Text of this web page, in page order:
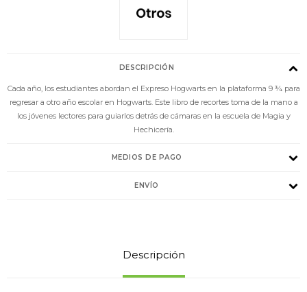
DESCRIPCIÓN
Cada año, los estudiantes abordan el Expreso Hogwarts en la plataforma 9 ¾ para
regresar a otro año escolar en Hogwarts. Este libro de recortes toma de la mano a
los jóvenes lectores para guiarlos detrás de cámaras en la escuela de Magia y
Hechicería.
MEDIOS DE PAGO
ENVÍO
Descripción